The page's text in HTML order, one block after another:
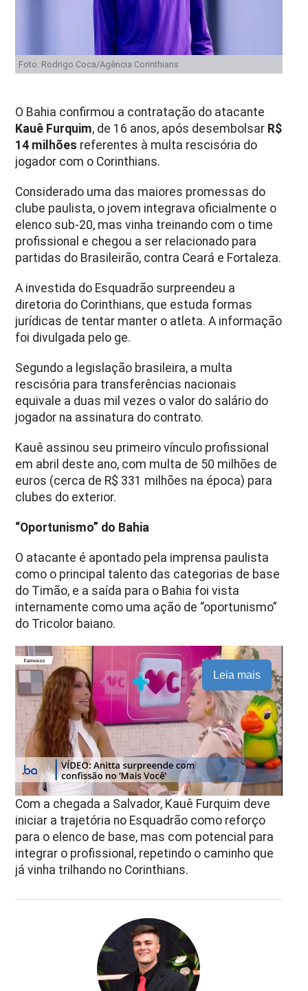
Foto: Rodrigo Coca/Agência Corinthians
O Bahia confirmou a contratação do atacante
Kauê Furquim, de 16 anos, após desembolsar R$
14 milhões referentes à multa rescisória do
jogador com o Corinthians.
Considerado uma das maiores promessas do
clube paulista, o jovem integrava oficialmente o
elenco sub-20, mas vinha treinando com o time
profissional e chegou a ser relacionado para
partidas do Brasileirão, contra Ceará e Fortaleza.
A investida do Esquadrão surpreendeu a
diretoria do Corinthians, que estuda formas
jurídicas de tentar manter o atleta. A informação
foi divulgada pelo ge.
Segundo a legislação brasileira, a multa
rescisória para transferências nacionais
equivale a duas mil vezes o valor do salário do
jogador na assinatura do contrato.
Kauê assinou seu primeiro vínculo profissional
em abril deste ano, com multa de 50 milhões de
euros (cerca de R$ 331 milhões na época) para
clubes do exterior.
“Oportunismo” do Bahia
O atacante é apontado pela imprensa paulista
como o principal talento das categorias de base
do Timão, e a saída para o Bahia foi vista
internamente como uma ação de “oportunismo”
do Tricolor baiano.
Leia mais
Com a chegada a Salvador, Kauê Furquim deve
iniciar a trajetória no Esquadrão como reforço
para o elenco de base, mas com potencial para
integrar o profissional, repetindo o caminho que
já vinha trilhando no Corinthians.